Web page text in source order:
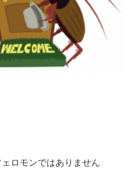
ロモンではありません